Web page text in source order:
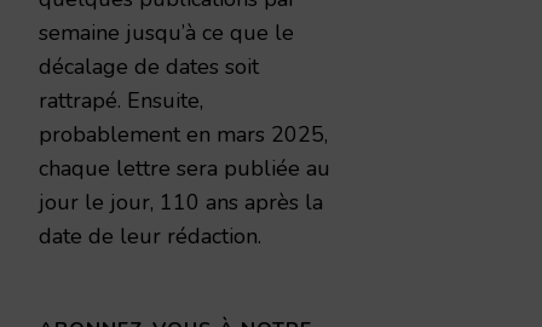
semaine jusqu’à ce que le
décalage de dates soit
rattrapé. Ensuite,
probablement en mars 2025,
chaque lettre sera publiée au
jour le jour, 110 ans après la
date de leur rédaction.